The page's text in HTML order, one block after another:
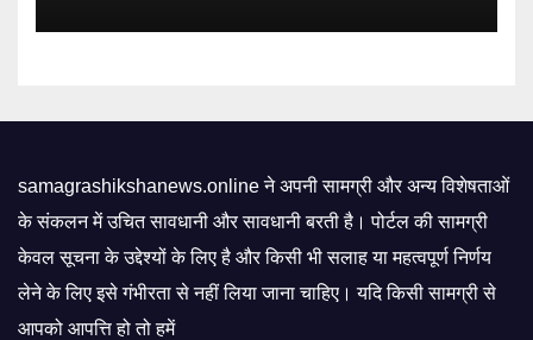
samagrashikshanews.online ने अपनी सामग्री और अन्य विशेषताओं
के संकलन में उचित सावधानी और सावधानी बरती है। पोर्टल की सामग्री
केवल सूचना के उद्देश्यों के लिए है और किसी भी सलाह या महत्वपूर्ण निर्णय
लेने के लिए इसे गंभीरता से नहीं लिया जाना चाहिए। यदि किसी सामग्री से
आपको आपत्ति हो तो हमें